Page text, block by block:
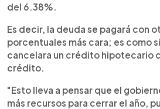
del 6.38%.
Es decir, la deuda se pagará con
porcentuales más cara; es como
cancelara un crédito hipotecario
crédito.
"Esto lleva a pensar que el
más recursos para cerrar el año,